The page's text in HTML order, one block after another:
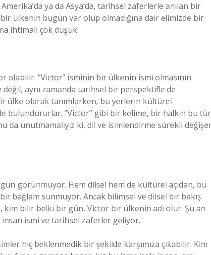
ya da Asya’da, tarihsel zaferlerle anılan bir
ülkenin bugün var olup olmadığına dair elimizde bir
ihtimali çok düşük.
olabilir. “Victor” isminin bir ülkenin ismi olmasının
aynı zamanda tarihsel bir perspektifle de
ülke olarak tanımlarken, bu yerlerin kültürel
bulundururlar. “Victor” gibi bir kelime, bir halkın bu tür
unutmamalıyız ki, dil ve isimlendirme sürekli
görünmüyor. Hem dilsel hem de kültürel açıdan, bu
bağlam sunmuyor. Ancak bilimsel ve dilsel bir bakış
kim bilir belki bir gün, Victor bir ülkenin adı olur. Şu an
insan ismi ve tarihsel zaferler geliyor.
hiç beklenmedik bir şekilde karşımıza çıkabilir. Kim